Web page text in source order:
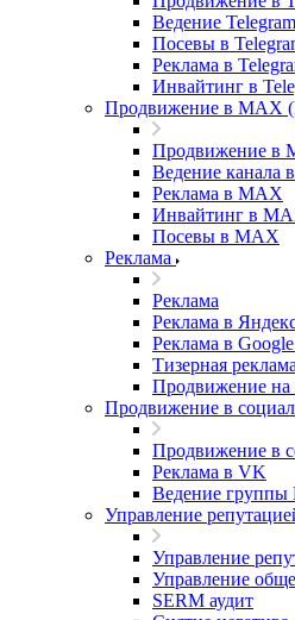
Ведение
Посевы в
Реклама в
Инвайтинг в
Продвижение в MAX
Продвижение в
Ведение канала
Реклама в MAX
Инвайтинг в
Посевы в MAX
Реклама
Реклама
Реклама в
Реклама в
Тизерная реклама
Продвижение
Продвижение в
Продвижение в
Реклама в VK
Ведение
Управление
Управление
Управление
SERM аудит